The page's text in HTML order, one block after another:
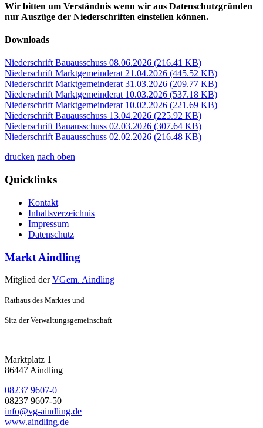
Wir bitten um Verständnis wenn wir aus Datenschutzgründen
nur Auszüge der Niederschriften einstellen können.
Downloads
Niederschrift Bauausschuss 08.06.2026 (216.41 KB)
Niederschrift Marktgemeinderat 21.04.2026 (445.52 KB)
Niederschrift Marktgemeinderat 31.03.2026 (209.77 KB)
Niederschrift Marktgemeinderat 10.03.2026 (537.18 KB)
Niederschrift Marktgemeinderat 10.02.2026 (221.69 KB)
Niederschrift Bauausschuss 13.04.2026 (225.92 KB)
Niederschrift Bauausschuss 02.03.2026 (307.64 KB)
Niederschrift Bauausschuss 02.02.2026 (216.48 KB)
drucken nach oben
Quicklinks
Kontakt
Inhaltsverzeichnis
Impressum
Datenschutz
Markt Aindling
Mitglied derVGem. Aindling
Rathaus des Marktes und
Sitz der Verwaltungsgemeinschaft
Marktplatz 1
86447 Aindling
08237 9607-0
08237 9607-50
info@vg-aindling.de
www.aindling.de